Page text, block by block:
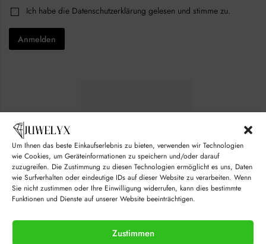
Um Ihnen das beste Einkaufserlebnis zu bieten, verwenden wir Technologien
wie Cookies, um Geräteinformationen zu speichern und/oder darauf
zuzugreifen. Die Zustimmung zu diesen Technologien ermöglicht es uns, Daten
wie Surfverhalten oder eindeutige IDs auf dieser Website zu verarbeiten. Wenn
Sie nicht zustimmen oder Ihre Einwilligung widerrufen, kann dies bestimmte
Funktionen und Dienste auf unserer Website beeinträchtigen.
Zustimmen
lm
i
E
C
h
e
k
*
Ich habe die Datenschutzerklärung gelesen und stimme zu.
Anmelden